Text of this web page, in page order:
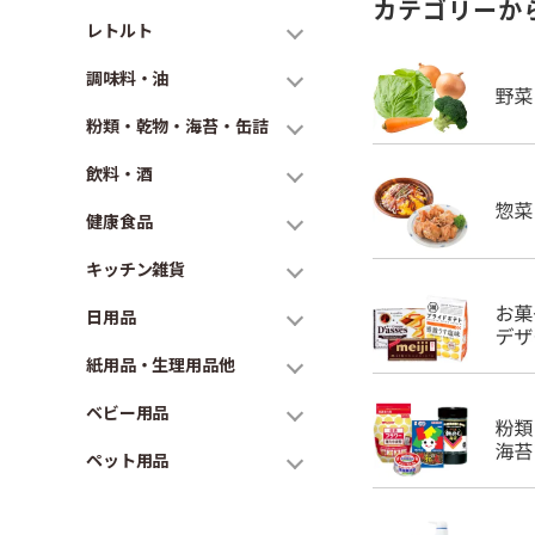
レトルト
調味料・油
粉類・乾物・海苔・缶詰
飲料・酒
健康食品
キッチン雑貨
日用品
紙用品・生理用品他
ベビー用品
ペット用品
カテゴリーか